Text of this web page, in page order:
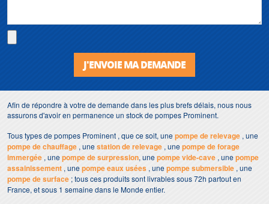
J'ENVOIE MA DEMANDE
Afin de répondre à votre de demande dans les plus brefs délais, nous nous
assurons d'avoir en permanence un stock de pompes Prominent.
Tous types de pompes Prominent , que ce soit, unepompe de relevage , une
pompe de chauffage , unestation de relevage , unepompe de forage
immergée , unepompe de surpression, unepompe vide-cave , unepompe
assainissement , unepompe eaux usées , unepompe submersible , une
pompe de surface ; tous ces produits sont livrables sous 72h partout en
France, et sous 1 semaine dans le Monde entier.